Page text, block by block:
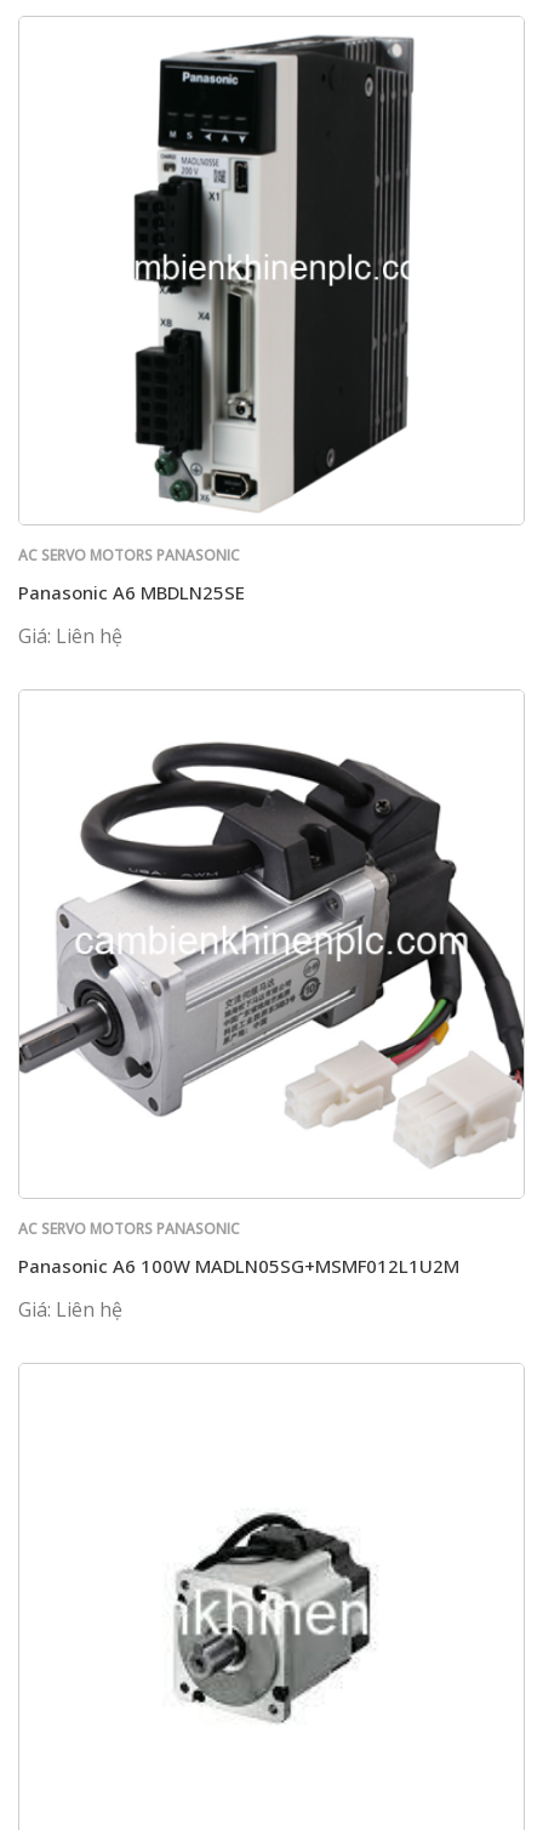
AC SERVO MOTORS PANASONIC
Panasonic A6 MBDLN25SE
Giá: Liên hệ
AC SERVO MOTORS PANASONIC
Panasonic A6 100W MADLN05SG+MSMF012L1U2M
Giá: Liên hệ